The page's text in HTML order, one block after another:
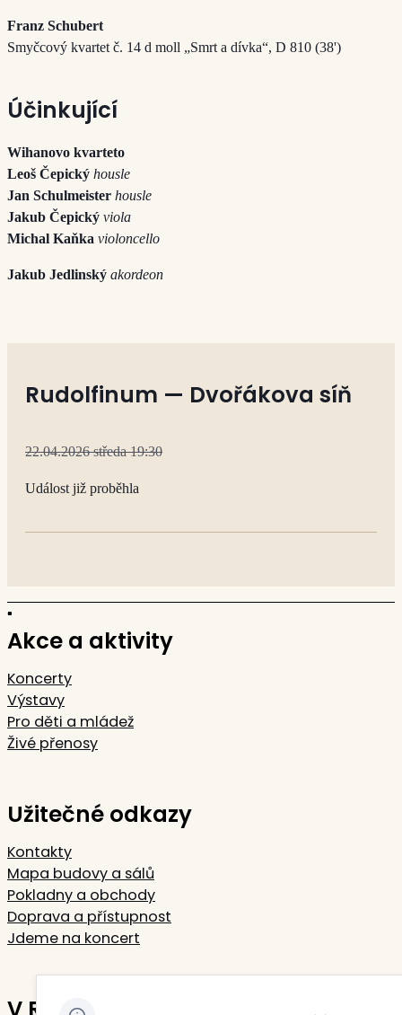
Franz Schubert
Smyčcový kvartet č. 14 d moll „Smrt a dívka“, D 810 (38')
Účinkující
Wihanovo kvarteto
Leoš Čepický housle
Jan Schulmeister housle
Jakub Čepický viola
Michal Kaňka violoncello
Jakub Jedlinský akordeon
Rudolfinum — Dvořákova síň
22.04.2026 středa 19:30
Událost již proběhla
Akce a aktivity
Koncerty
Výstavy
Pro děti a mládež
Živé přenosy
Užitečné odkazy
Kontakty
Mapa budovy a sálů
Pokladny a obchody
Doprava a přístupnost
Jdeme na koncert